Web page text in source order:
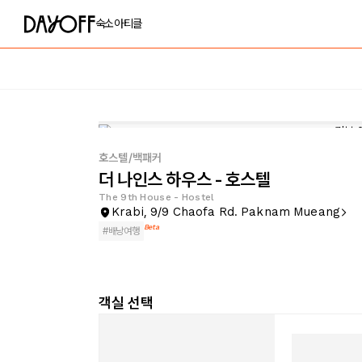
숙소아티클
호스텔/백패커
더 나인스 하우스 - 호스텔
The 9th House - Hostel
Krabi, 9/9 Chaofa Rd. Paknam Mueang
#배낭여행 Beta
객실 선택